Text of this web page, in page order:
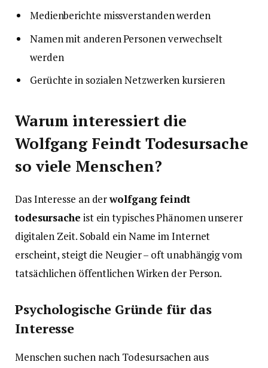
Medienberichte missverstanden werden
Namen mit anderen Personen verwechselt
werden
Gerüchte in sozialen Netzwerken kursieren
Warum interessiert die
Wolfgang Feindt Todesursache
so viele Menschen?
Das Interesse an derwolfgang feindt
todesursache ist ein typisches Phänomen unserer
digitalen Zeit. Sobald ein Name im Internet
erscheint, steigt die Neugier – oft unabhängig vom
tatsächlichen öffentlichen Wirken der Person.
Psychologische Gründe für das
Interesse
Menschen suchen nach Todesursachen aus